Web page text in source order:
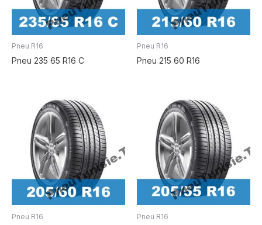
Pneu R16
Pneu 235 65 R16 C
Pneu R16
Pneu 215 60 R16
Pneu R16 Pneu R16